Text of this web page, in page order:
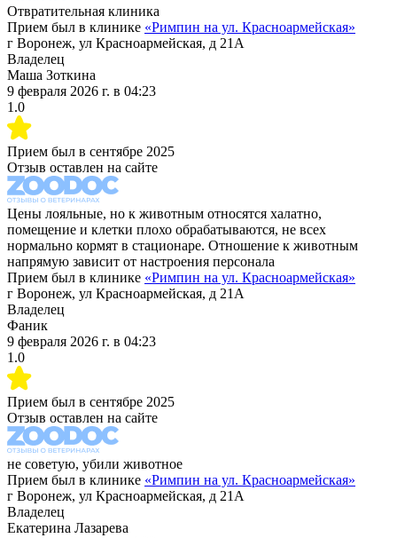
Отвратительная клиника
Прием был в клинике «Римпин на ул. Красноармейская»
г Воронеж, ул Красноармейская, д 21А
Владелец
Маша Зоткина
9 февраля 2026 г. в 04:23
1.0
Прием был в сентябре 2025
Отзыв оставлен на сайте
Цены лояльные, но к животным относятся халатно,
помещение и клетки плохо обрабатываются, не всех
нормально кормят в стационаре. Отношение к животным
напрямую зависит от настроения персонала
Прием был в клинике «Римпин на ул. Красноармейская»
г Воронеж, ул Красноармейская, д 21А
Владелец
Фаник
9 февраля 2026 г. в 04:23
1.0
Прием был в сентябре 2025
Отзыв оставлен на сайте
не советую, убили животное
Прием был в клинике «Римпин на ул. Красноармейская»
г Воронеж, ул Красноармейская, д 21А
Владелец
Екатерина Лазарева